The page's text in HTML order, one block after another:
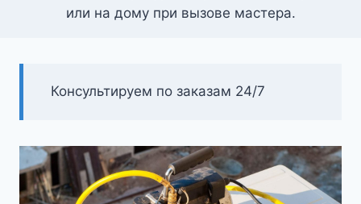
или на дому при вызове мастера.
Консультируем по заказам 24/7